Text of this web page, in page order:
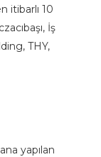
itibarlı 10
İş
THY,
yapılan